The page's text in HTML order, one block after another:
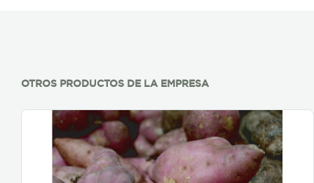
OTROS PRODUCTOS DE LA EMPRESA